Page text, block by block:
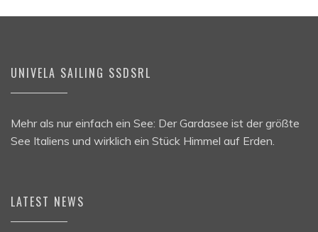
UNIVELA SAILING SSDSRL
Mehr als nur einfach ein See: Der Gardasee ist der größte
See Italiens und wirklich ein Stück Himmel auf Erden.
LATEST NEWS